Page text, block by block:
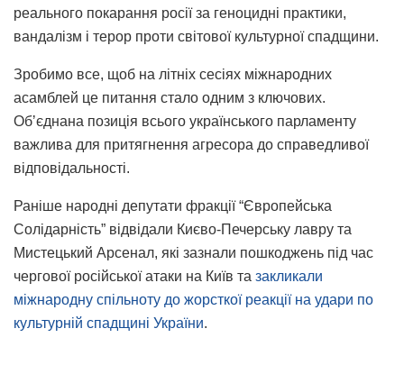
реального покарання росії за геноцидні практики,
вандалізм і терор проти світової культурної спадщини.
Зробимо все, щоб на літніх сесіях міжнародних
асамблей це питання стало одним з ключових.
Обʼєднана позиція всього українського парламенту
важлива для притягнення агресора до справедливої
відповідальності.
Раніше народні депутати фракції “Європейська
Солідарність” відвідали Києво-Печерську лавру та
Мистецький Арсенал, які зазнали пошкоджень під час
чергової російської атаки на Київ та закликали
міжнародну спільноту до жорсткої реакції на удари по
культурній спадщині України.